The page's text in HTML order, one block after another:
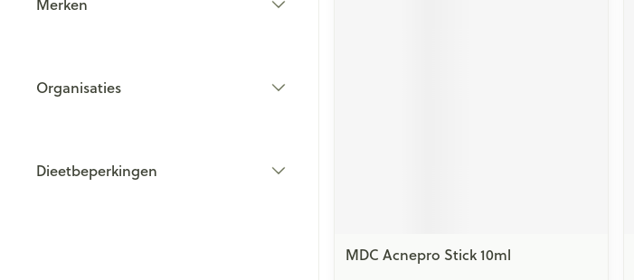
Organisaties
Dieetbeperkingen
MDC Acnepro Stick 10ml